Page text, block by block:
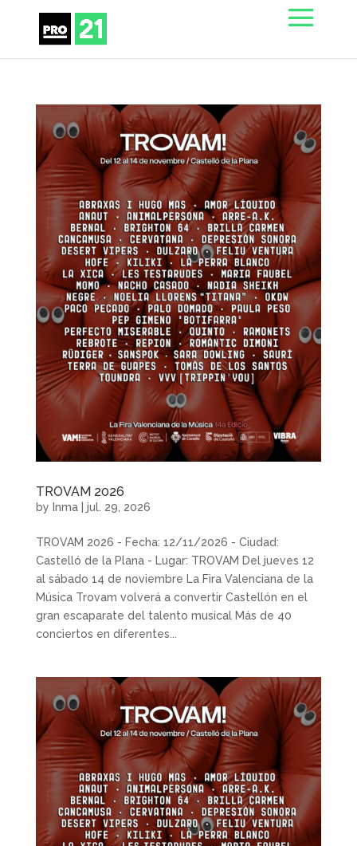
TROVAM 2026
by Inma| jul. 29, 2026
TROVAM 2026 - Fecha: 12/11/2026 - Ciudad:
Castelló de la Plana - Lugar: TROVAM Del jueves 12
al sábado 14 de noviembre La Fira Valenciana de la
Música Trovam volverá a convertir Castellón en el
gran escaparate del talento musical Más de 40
conciertos en diferentes...